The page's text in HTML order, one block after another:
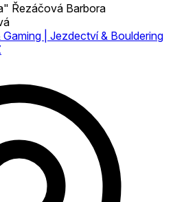
Barbora
| Jezdectví & Bouldering